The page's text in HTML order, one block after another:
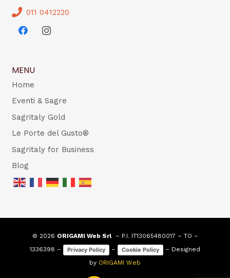
011 0412220
MENU
Home
Eventi & Sagre
Sagritaly Gold
Le Porte del Gusto®
Sagritaly for Business
Blog
© 2026 ORIGAMI Web Srl– P.I. IT13065480017 – TO –
1336398 –
Privacy Policy – Cookie Policy
– Designed
by ORIGAMI Web